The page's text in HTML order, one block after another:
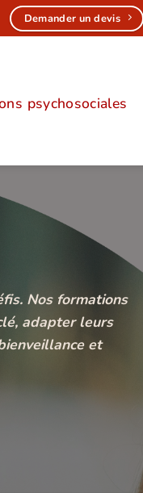
Demander un devis
psychosociales
Nos formations
adapter leurs
et